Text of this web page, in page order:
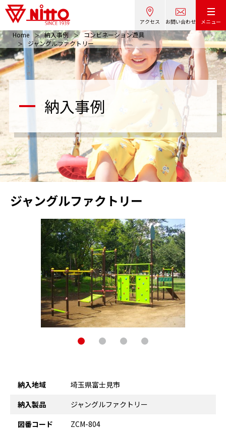
アクセス お問い合わせ メニュー
納入事例
Home 納入事例
コンビネーション遊具
ジャングルファクトリー
ジャングルファクトリー
納入地域
埼玉県富士見市
納入製品
ジャングルファクトリー
図番コード
ZCM-804